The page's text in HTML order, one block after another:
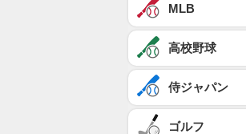
MLB
高校野球
侍ジャパン
ゴルフ